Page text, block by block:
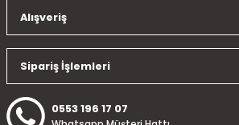
Ürün fiyatı diğer sitelerden daha pahalı.
Bu ürüne benzer farklı alternatifler olmalı.
Alışveriş
Sipariş İşlemleri
0553 196 17 07